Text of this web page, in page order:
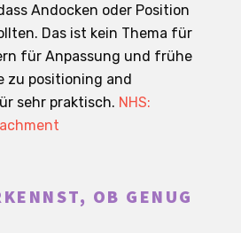
Andocken oder Position
Das ist kein Thema für
für Anpassung und frühe
zu positioning and
sehr praktisch. NHS:
OB GENUG